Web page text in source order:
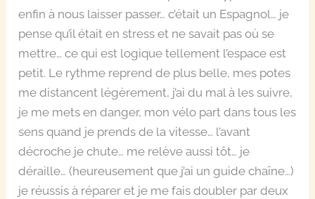
enfin à nous laisser passer… c’était un Espagnol… je
pense qu’il était en stress et ne savait pas où se
mettre… ce qui est logique tellement l’espace est
petit. Le rythme reprend de plus belle, mes potes
me distancent légèrement, j’ai du mal à les suivre,
je me mets en danger, mon vélo part dans tous les
sens quand je prends de la vitesse… l’avant
décroche je chute… me relève aussi tôt… je
déraille… (heureusement que j’ai un guide chaîne…)
je réussis à réparer et je me fais doubler par deux